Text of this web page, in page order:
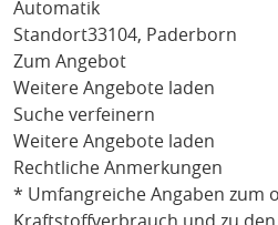
Automatik
Standort33104, Paderborn
Zum Angebot
Weitere Angebote laden
Suche verfeinern
Weitere Angebote laden
Rechtliche Anmerkungen
* Umfangreiche Angaben zum